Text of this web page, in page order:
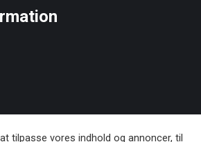
tilpasse vores indhold og annoncer, til